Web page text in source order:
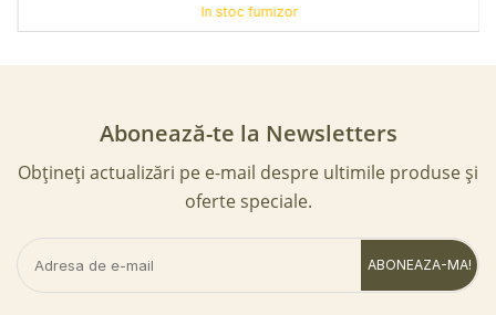
In stoc furnizor
Abonează-te la Newsletters
Obțineți actualizări pe e-mail despre ultimile produse și
oferte speciale.
ABONEAZA-MA!